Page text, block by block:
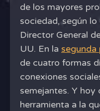
de los mayores
sociedad, según
Director General
UU. En la segunda
de cuatro formas
conexiones
semejantes. Y
herramienta a la